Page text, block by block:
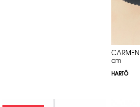
cm
HARTÔ